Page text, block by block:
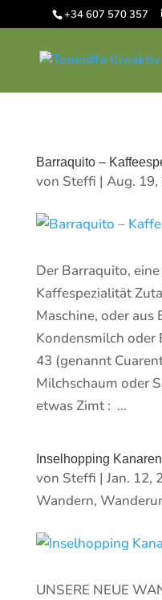
+34 607 570 357
Barraquito –
von Steffi | Aug.
Der Barraquito,
Kaffespezialität
Maschine, oder aus
Kondensmilch oder
43 (genannt
Milchschaum oder
etwas Zimt : ...
Inselhopping Kanaren
von Steffi | Jan. 12,
Wandern,
UNSERE NEUE